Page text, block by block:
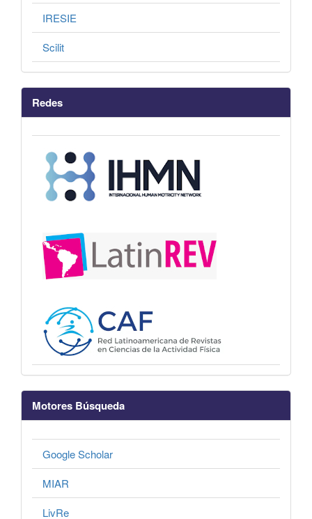
IRESIE
Scilit
Redes
Motores Búsqueda
Google Scholar
MIAR
LivRe